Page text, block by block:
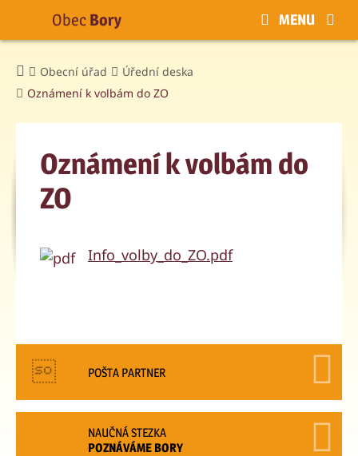
Obecní úřad
Úřední deska
Oznámení k volbám do ZO
Oznámení k volbám do
ZO
Info_volby_do_ZO.pdf
POŠTA PARTNER
NAUČNÁ STEZKA
POZNÁVÁME BORY
Obec Bory MENU